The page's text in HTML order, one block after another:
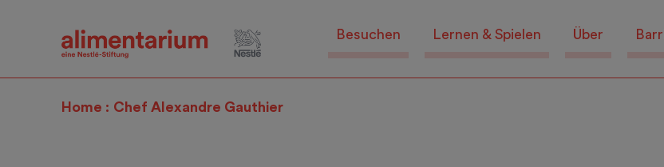
Besuchen Lernen & Spielen Über
Home Chef Alexandre Gauthier